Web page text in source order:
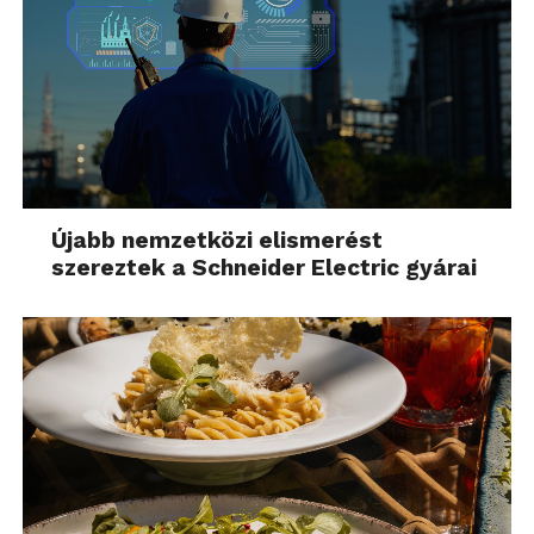
nincsen. Sokszor
megkongatták már a
vészharangot, és a nagy
munkanélküliség
valahogy mindig
elmaradt”
– fejtette ki álláspontját Kiss Gergely.
„Egy kutatás szerint
nagyjából minden ötödik
állást jelentősen átalakít
majd a generatív MI,
tehát a hang-, kép- és
Újabb nemzetközi elismerést
szereztek a Schneider Electric gyárai